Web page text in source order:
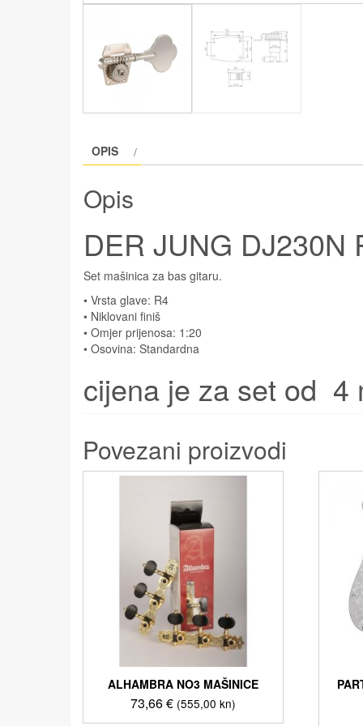
OPIS
Opis
DER JUNG DJ230N
Set mašinica za bas gitaru.
• Vrsta glave: R4
• Niklovani finiš
• Omjer prijenosa: 1:20
• Osovina: Standardna
cijena je za set od 4
Povezani proizvodi
ALHAMBRA NO3 MAŠINICE
73,66€ (555,00 kn)